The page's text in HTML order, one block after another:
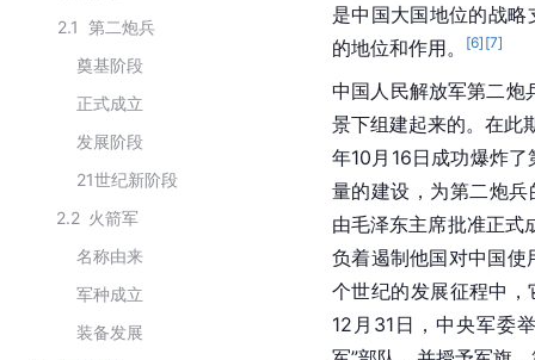
2.1 第二炮兵
奠基阶段
正式成立
发展阶段
21世纪新阶段
2.2 火箭军
名称由来
军种成立
装备发展
是中国大国地位的战略
的地位和作用。
[6] [7]
中国人民解放军第二炮
景下组建起来的。在此
年10月16日成功爆炸了
量的建设，为第二炮
由毛泽东主席批准正式
负着遏制他国对中国
个世纪的发展征程中
12月31日，中央军委